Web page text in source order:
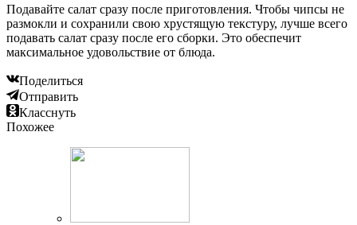
Подавайте салат сразу после приготовления. Чтобы чипсы не
размокли и сохранили свою хрустящую текстуру, лучше всего
подавать салат сразу после его сборки. Это обеспечит
максимальное удовольствие от блюда.
Поделиться
Отправить
Класснуть
Похожее